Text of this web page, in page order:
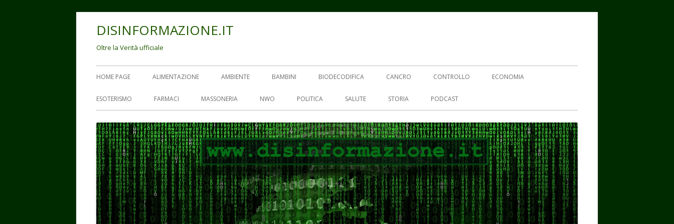
DISINFORMAZIONE.IT
Oltre la Verità ufficiale
Menu
principale
HOME PAGE ALIMENTAZIONE AMBIENTE BAMBINI BIODECODIFICA CANCRO CONTROLLO ECONOMIA
ESOTERISMO FARMACI MASSONERIA NWO POLITICA SALUTE STORIA PODCAST